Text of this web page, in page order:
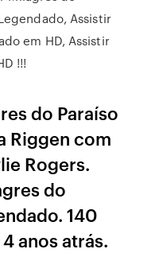
Assistir
em HD, Assistir
!!!
do Paraíso
Riggen com
Rogers.
do
140
anos atrás.